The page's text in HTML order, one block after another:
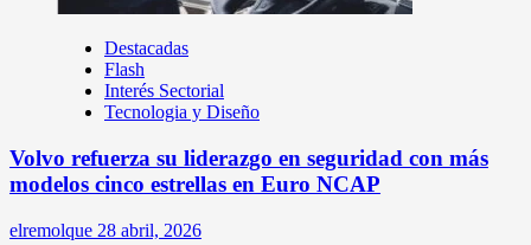
Destacadas
Flash
Interés Sectorial
Tecnologia y Diseño
Volvo refuerza su liderazgo en seguridad con más
modelos cinco estrellas en Euro NCAP
elremolque 28 abril, 2026